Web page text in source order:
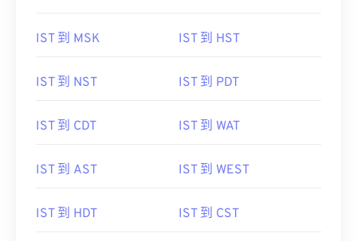
IST 到 MSK IST 到 HST
IST 到 NST IST 到 PDT
IST 到 CDT IST 到 WAT
IST 到 AST IST 到 WEST
IST 到 HDT IST 到 CST